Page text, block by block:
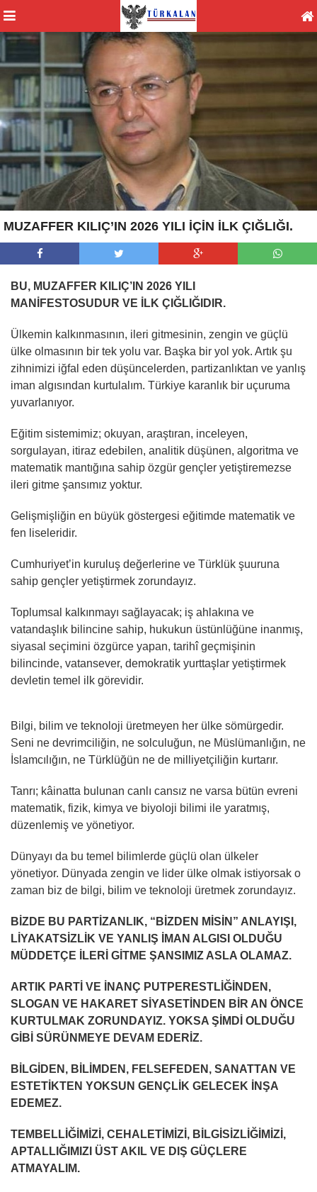
MUZAFFER KILIÇ’IN 2026 YILI İÇİN İLK ÇIĞLIĞI.
BU, MUZAFFER KILIÇ’IN 2026 YILI
MANİFESTOSUDUR VE İLK ÇIĞLIĞIDIR.
Ülkemin kalkınmasının, ileri gitmesinin, zengin ve güçlü
ülke olmasının bir tek yolu var. Başka bir yol yok. Artık şu
zihnimizi iğfal eden düşüncelerden, partizanlıktan ve yanlış
iman algısından kurtulalım. Türkiye karanlık bir uçuruma
yuvarlanıyor.
Eğitim sistemimiz; okuyan, araştıran, inceleyen,
sorgulayan, itiraz edebilen, analitik düşünen, algoritma ve
matematik mantığına sahip özgür gençler yetiştiremezse
ileri gitme şansımız yoktur.
Gelişmişliğin en büyük göstergesi eğitimde matematik ve
fen liseleridir.
Cumhuriyet’in kuruluş değerlerine ve Türklük şuuruna
sahip gençler yetiştirmek zorundayız.
Toplumsal kalkınmayı sağlayacak; iş ahlakına ve
vatandaşlık bilincine sahip, hukukun üstünlüğüne inanmış,
siyasal seçimini özgürce yapan, tarihî geçmişinin
bilincinde, vatansever, demokratik yurttaşlar yetiştirmek
devletin temel ilk görevidir.
Bilgi, bilim ve teknoloji üretmeyen her ülke sömürgedir.
Seni ne devrimciliğin, ne solculuğun, ne Müslümanlığın, ne
İslamcılığın, ne Türklüğün ne de milliyetçiliğin kurtarır.
Tanrı; kâinatta bulunan canlı cansız ne varsa bütün evreni
matematik, fizik, kimya ve biyoloji bilimi ile yaratmış,
düzenlemiş ve yönetiyor.
Dünyayı da bu temel bilimlerde güçlü olan ülkeler
yönetiyor. Dünyada zengin ve lider ülke olmak istiyorsak o
zaman biz de bilgi, bilim ve teknoloji üretmek zorundayız.
BİZDE BU PARTİZANLIK, “BİZDEN MİSİN” ANLAYIŞI,
LİYAKATSİZLİK VE YANLIŞ İMAN ALGISI OLDUĞU
MÜDDETÇE İLERİ GİTME ŞANSIMIZ ASLA OLAMAZ.
ARTIK PARTİ VE İNANÇ PUTPERESTLİĞİNDEN,
SLOGAN VE HAKARET SİYASETİNDEN BİR AN ÖNCE
KURTULMAK ZORUNDAYIZ. YOKSA ŞİMDİ OLDUĞU
GİBİ SÜRÜNMEYE DEVAM EDERİZ.
BİLGİDEN, BİLİMDEN, FELSEFEDEN, SANATTAN VE
ESTETİKTEN YOKSUN GENÇLİK GELECEK İNŞA
EDEMEZ.
TEMBELLİĞİMİZİ, CEHALETİMİZİ, BİLGİSİZLİĞİMİZİ,
APTALLIĞIMIZI ÜST AKIL VE DIŞ GÜÇLERE
ATMAYALIM.